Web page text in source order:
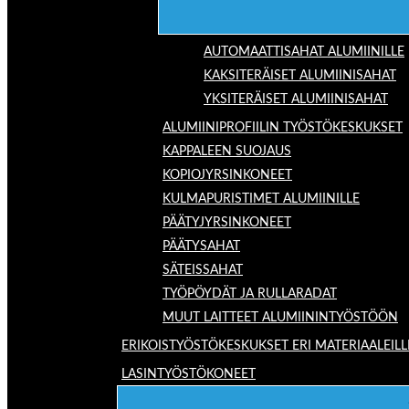
AUTOMAATTISAHAT ALUMIINILLE
KAKSITERÄISET ALUMIINISAHAT
YKSITERÄISET ALUMIINISAHAT
ALUMIINIPROFIILIN TYÖSTÖKESKUKSET
KAPPALEEN SUOJAUS
KOPIOJYRSINKONEET
KULMAPURISTIMET ALUMIINILLE
PÄÄTYJYRSINKONEET
PÄÄTYSAHAT
SÄTEISSAHAT
TYÖPÖYDÄT JA RULLARADAT
MUUT LAITTEET ALUMIININTYÖSTÖÖN
ERIKOISTYÖSTÖKESKUKSET ERI
LASINTYÖSTÖKONEET